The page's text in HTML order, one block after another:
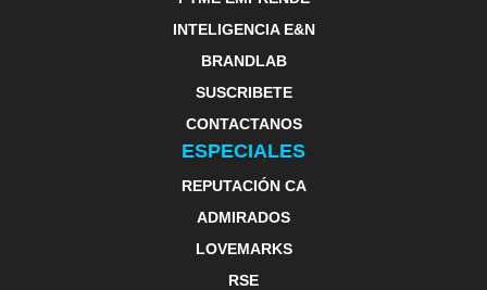
INTELIGENCIA E&N
BRANDLAB
SUSCRIBETE
CONTACTANOS
ESPECIALES
REPUTACIÓN CA
ADMIRADOS
LOVEMARKS
RSE